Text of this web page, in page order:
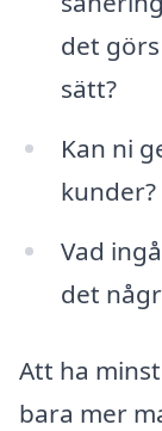
det
sätt?
Kan ni
kunder?
Vad
det
Att ha
bara mer